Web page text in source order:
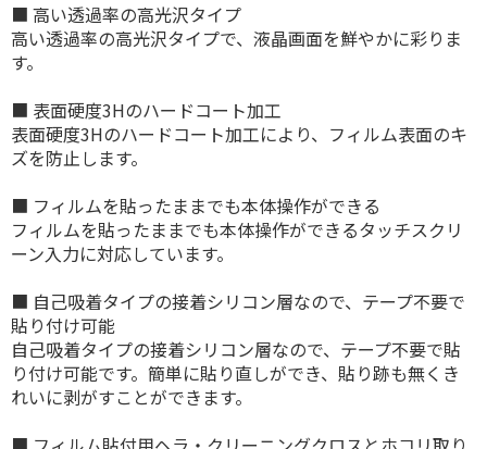
■ 高い透過率の高光沢タイプ
高い透過率の高光沢タイプで、液晶画面を鮮やかに彩りま
す。
■ 表面硬度3Hのハードコート加工
表面硬度3Hのハードコート加工により、フィルム表面のキ
ズを防止します。
■ フィルムを貼ったままでも本体操作ができる
フィルムを貼ったままでも本体操作ができるタッチスクリ
ーン入力に対応しています。
■ 自己吸着タイプの接着シリコン層なので、テープ不要で
貼り付け可能
自己吸着タイプの接着シリコン層なので、テープ不要で貼
り付け可能です。簡単に貼り直しができ、貼り跡も無くき
れいに剥がすことができます。